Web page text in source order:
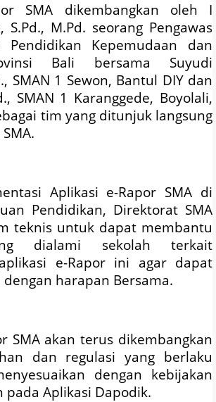
SMA dikembangkan oleh I
S.Pd., M.Pd. seorang Pengawas
Pendidikan Kepemudaan dan
Bali bersama Suyudi
SMAN 1 Sewon, Bantul DIY dan
SMAN 1 Karanggede, Boyolali,
tim yang ditunjuk langsung
Aplikasi e-Rapor SMA di
Pendidikan, Direktorat SMA
teknis untuk dapat membantu
dialami sekolah terkait
e-Rapor ini agar dapat
harapan Bersama.
SMA akan terus dikembangkan
dan regulasi yang berlaku
dengan kebijakan
Aplikasi Dapodik.